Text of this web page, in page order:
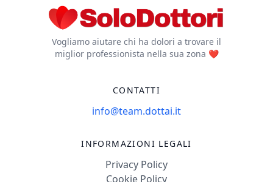
Vogliamo aiutare chi ha dolori a trovare il
miglior professionista nella sua zona ❤️
CONTATTI
info@team.dottai.it
INFORMAZIONI LEGALI
Privacy Policy
Cookie Policy